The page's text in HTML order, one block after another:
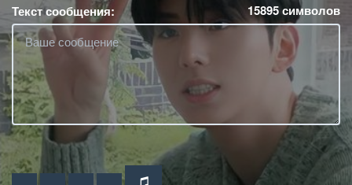
Текст сообщения: 15895символов